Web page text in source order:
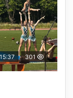
301